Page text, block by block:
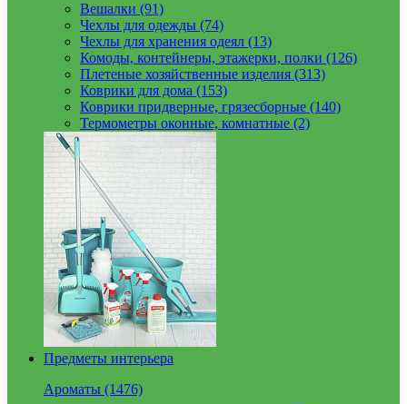
Вешалки (91)
Чехлы для одежды (74)
Чехлы для хранения одеял (13)
Комоды, контейнеры, этажерки, полки (126)
Плетеные хозяйственные изделия (313)
Коврики для дома (153)
Коврики придверные, грязесборные (140)
Термометры оконные, комнатные (2)
Предметы интерьера
Ароматы (1476)